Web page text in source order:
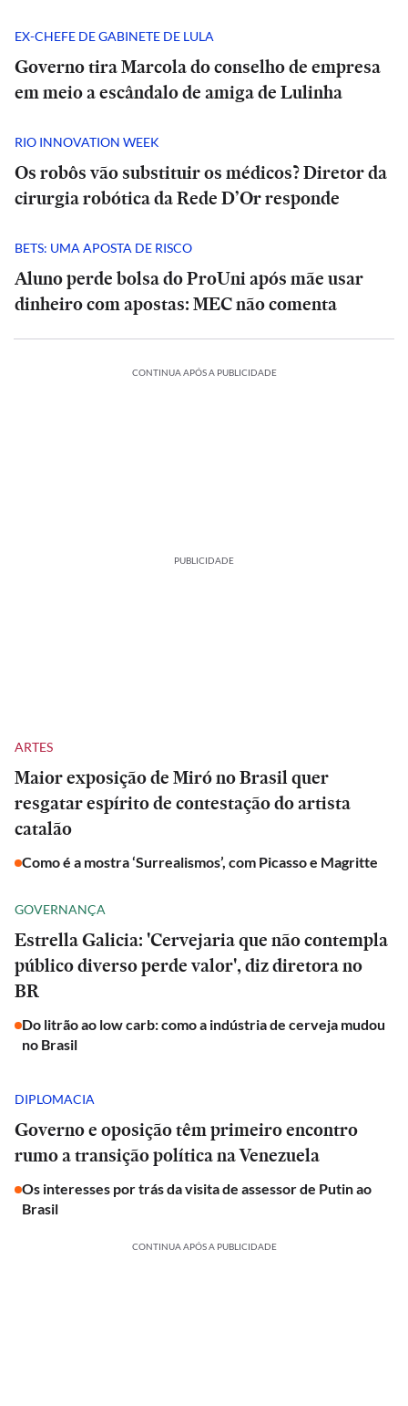
EX-CHEFE DE GABINETE DE LULA
Governo tira Marcola do conselho de empresa
em meio a escândalo de amiga de Lulinha
RIO INNOVATION WEEK
Os robôs vão substituir os médicos? Diretor da
cirurgia robótica da Rede D’Or responde
BETS: UMA APOSTA DE RISCO
Aluno perde bolsa do ProUni após mãe usar
dinheiro com apostas: MEC não comenta
CONTINUA APÓS A PUBLICIDADE
PUBLICIDADE
ARTES
Maior exposição de Miró no Brasil quer
resgatar espírito de contestação do artista
catalão
Como é a mostra ‘Surrealismos’, com Picasso e Magritte
GOVERNANÇA
Estrella Galicia: 'Cervejaria que não contempla
público diverso perde valor', diz diretora no
BR
Do litrão ao low carb: como a indústria de cerveja mudou
no Brasil
DIPLOMACIA
Governo e oposição têm primeiro encontro
rumo a transição política na Venezuela
Os interesses por trás da visita de assessor de Putin ao
Brasil
CONTINUA APÓS A PUBLICIDADE